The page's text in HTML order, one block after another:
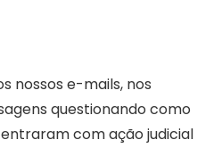
nossos e-mails, nos
questionando como
com ação judicial